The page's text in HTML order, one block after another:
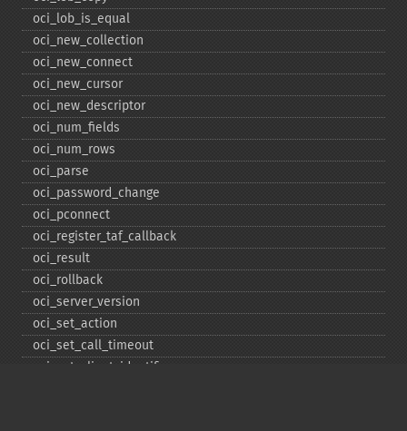
oci_​lob_​is_​equal
oci_​new_​collection
oci_​new_​connect
oci_​new_​cursor
oci_​new_​descriptor
oci_​num_​fields
oci_​num_​rows
oci_​parse
oci_​password_​change
oci_​pconnect
oci_​register_​taf_​callback
oci_​result
oci_​rollback
oci_​server_​version
oci_​set_​action
oci_​set_​call_​timeout
oci_​set_​client_​identifier